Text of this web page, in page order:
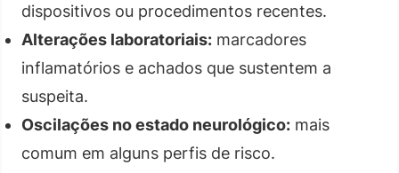
dispositivos ou procedimentos recentes.
Alterações laboratoriais: marcadores
inflamatórios e achados que sustentem a
suspeita.
Oscilações no estado neurológico: mais
comum em alguns perfis de risco.